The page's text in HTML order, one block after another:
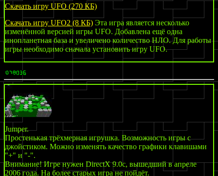
Скачать игру UFO (270 КБ)
Скачать игру UFO2 (8 КБ) Эта игра является несколько
изменённой версией игры UFO. Добавлена ещё одна
инопланетная база и увеличено количество НЛО. Для работы
игры необходимо сначала установить игру UFO.
Jumper.
Простенькая трёхмерная игрушка. Возможность игры с
джойстиком. Можно изменять качество графики клавишами
"+" и "-".
Внимание! Игре нужен DirectX 9.0c, вышедший в апреле
2006 года. На более старых игра не пойдёт.